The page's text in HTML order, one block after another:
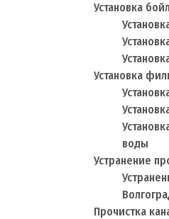
Установка
Установка
воды
Устранение
Прочистка